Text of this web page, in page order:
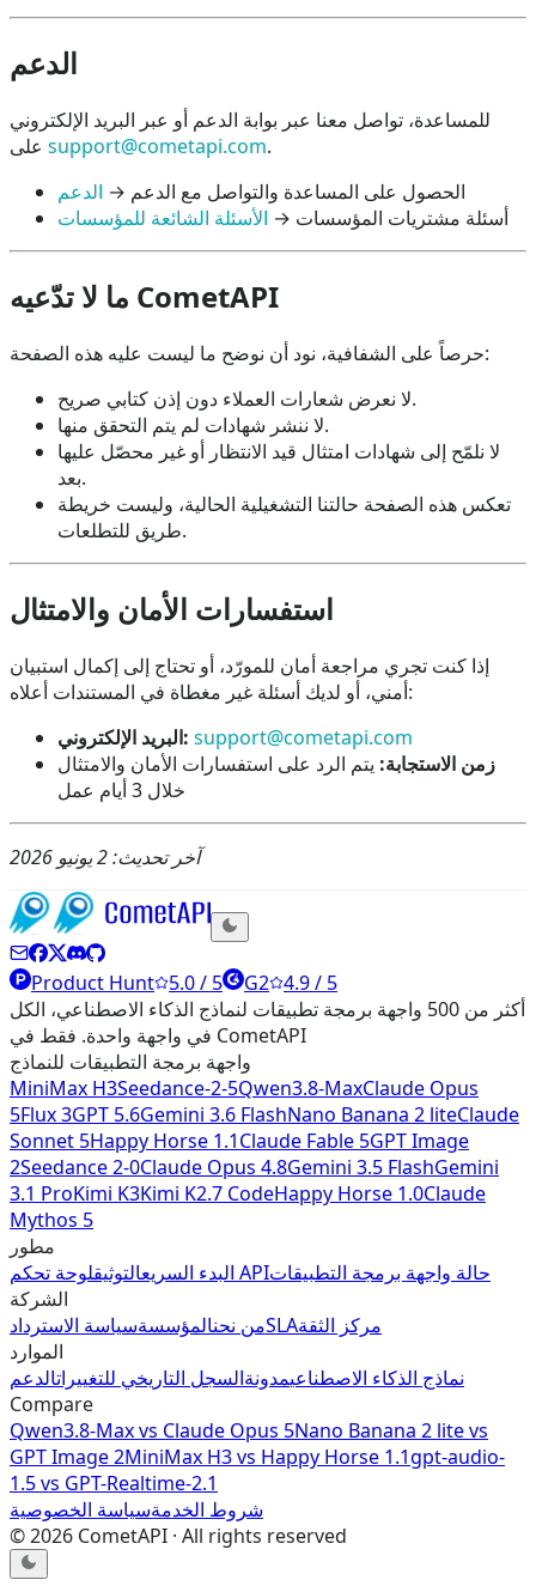
الدعم
للمساعدة، تواصل معنا عبر بوابة الدعم أو عبر البريد الإلكتروني
support@cometapi.com.
الحصول على المساعدة والتواصل مع الدعم → الدعم
أسئلة مشتريات المؤسسات → الأسئلة الشائعة للمؤسسات
ما لا تدّعيه CometAPI
حرصاً على الشفافية، نود أن نوضح ما ليست عليه هذه الصفحة:
لا نعرض شعارات العملاء دون إذن كتابي صريح.
لا ننشر شهادات لم يتم التحقق منها.
لا نلمّح إلى شهادات امتثال قيد الانتظار أو غير محصّل عليها
بعد.
تعكس هذه الصفحة حالتنا التشغيلية الحالية، وليست خريطة
طريق للتطلعات.
استفسارات الأمان والامتثال
إذا كنت تجري مراجعة أمان للمورّد، أو تحتاج إلى إكمال استبيان
أمني، أو لديك أسئلة غير مغطاة في المستندات أعلاه:
البريد الإلكتروني: support@cometapi.com
زمن الاستجابة: يتم الرد على استفسارات الأمان والامتثال
خلال 3 أيام عمل
آخر تحديث: 2 يونيو 2026
Product Hunt 5.0 / 5 G2 4.9 / 5
أكثر من 500 واجهة برمجة تطبيقات لنماذج الذكاء الاصطناعي، الكل
في واجهة واحدة. فقط في CometAPI
واجهة برمجة التطبيقات للنماذج
MiniMax H3Seedance-2-5Qwen3.8-MaxClaude Opus
5Flux 3GPT 5.6Gemini 3.6 FlashNano Banana 2 liteClaude
Sonnet 5Happy Horse 1.1Claude Fable 5GPT Image
2Seedance 2-0Claude Opus 4.8Gemini 3.5 FlashGemini
3.1 ProKimi K3Kimi K2.7 CodeHappy Horse 1.0Claude
Mythos 5
مطور
البدء السريعالتوثيق لوحة تحكم APIحالة واجهة برمجة التطبيقات
الشركة
من نحنالمؤسسةسياسة الاسترداد SLAمركز الثقة
الموارد
نماذج الذكاء الاصطناعيمدونةالسجل التاريخي للتغييراتالدعم
Compare
Qwen3.8-Maxvs Claude Opus 5Nano Banana 2 litevs
GPT Image 2MiniMax H3vs Happy Horse 1.1gpt-audio-
1.5vs GPT-Realtime-2.1
شروط الخدمةسياسة الخصوصية
©2026 CometAPI · All rights reserved